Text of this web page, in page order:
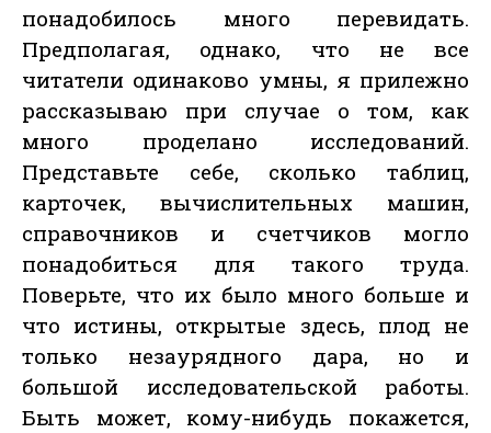
понадобилось много перевидать.
Предполагая, однако, что не все
читатели одинаково умны, я прилежно
рассказываю при случае о том, как
много проделано исследований.
Представьте себе, сколько таблиц,
карточек, вычислительных машин,
справочников и счетчиков могло
понадобиться для такого труда.
Поверьте, что их было много больше и
что истины, открытые здесь, плод не
только незаурядного дара, но и
большой исследовательской работы.
Быть может, кому-нибудь покажется,